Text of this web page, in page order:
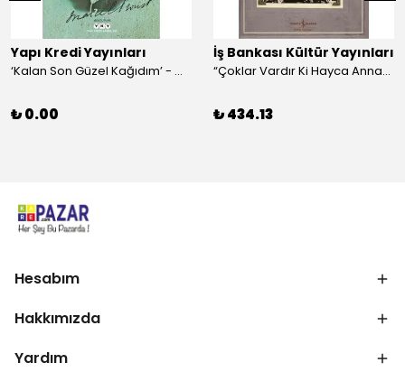
Yapı Kredi Yayınları
‘Kalan Son Güzel Kağıdım’ - Marcel Proust
₺ 0.00
İş Bankası Kültür Yayınları
“Çoklar Vardır Ki Hayca Annamazlar!” - Gazanfer İbar
₺ 434.13
Hesabım
Hakkımızda
Yardım